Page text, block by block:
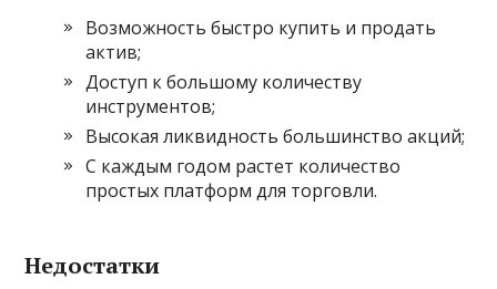
Возможность быстро купить и продать
актив;
Доступ к большому количеству
инструментов;
Высокая ликвидность большинство акций;
С каждым годом растет количество
простых платформ для торговли.
Недостатки